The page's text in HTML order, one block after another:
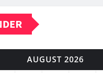
AUGUST 2026